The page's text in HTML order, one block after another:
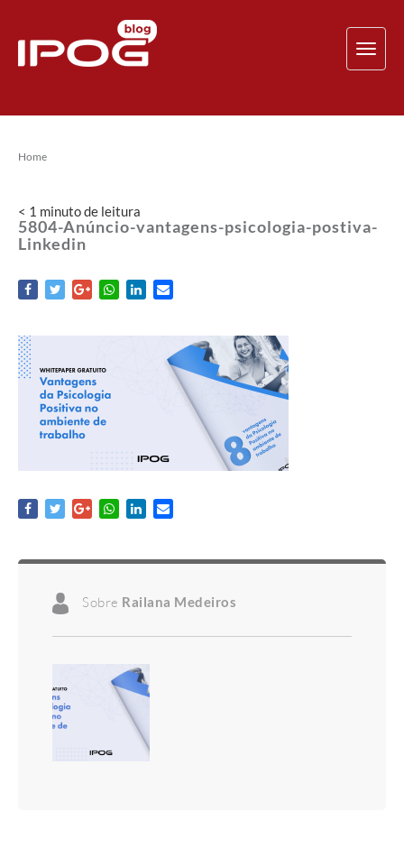
Home
< 1 minutode leitura
5804-Anúncio-vantagens-psicologia-postiva-
Linkedin
Sobre Railana Medeiros